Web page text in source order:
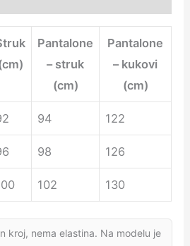
Pantalone
– struk
(cm)
Pantalone
– kukovi
(cm)
94 122
98 126
102 130
kroj, nema elastina. Na modelu je